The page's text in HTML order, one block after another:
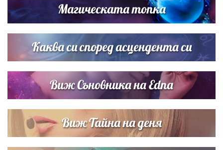
Дъщерята на Тодор Батков вдигна сватба, Стоичков и
Братя Аргирови я изненадаха с песен
Магическата топка
Каква си според асцендента си
Виж Съновника на Edna
Виж Тайна на деня